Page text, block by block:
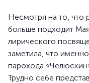
Несмотря на то, что
больше подходит
лирического
заметила, что
парохода
Трудно себе